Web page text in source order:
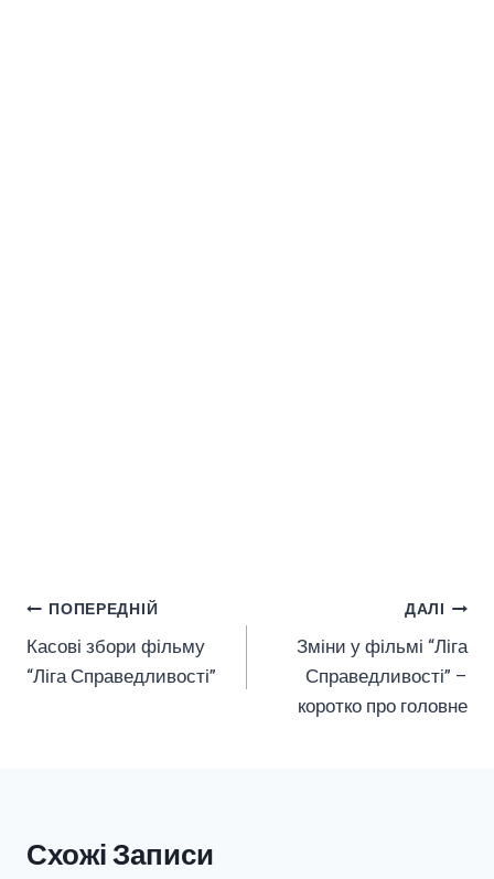
Навігація
Записів
ПОПЕРЕДНІЙ
Касові збори фільму
“Ліга Справедливості”
ДАЛІ
Зміни у фільмі “Ліга
Справедливості” –
коротко про головне
Схожі Записи